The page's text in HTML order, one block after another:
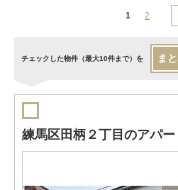
1 2
チェックした物件（最大10件まで）を ま
練馬区田柄２丁目のアパー